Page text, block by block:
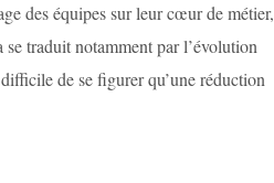
des équipes sur leur cœur de métier,
traduit notamment par l’évolution
de se figurer qu’une réduction